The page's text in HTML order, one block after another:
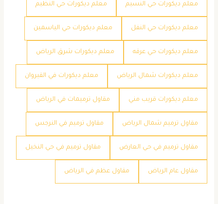
معلم ديكورات حي النسيم معلم ديكورات حي النظيم
معلم ديكورات حي النفل معلم ديكورات حي الياسمين
معلم ديكورات حي عرقه معلم ديكورات شرق الرياض
معلم ديكورات شمال الرياض معلم ديكورات في القيروان
معلم ديكورات قريب مني مقاول ترميمات في الرياض
مقاول ترميم شمال الرياض مقاول ترميم في النرجس
مقاول ترميم في حي العارض مقاول ترميم في حي النخيل
مقاول عام الرياض مقاول عظم في الرياض